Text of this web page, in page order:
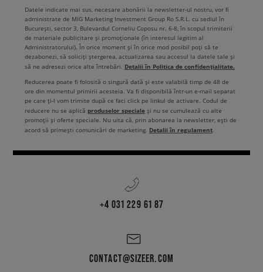
Datele indicate mai sus, necesare abonării la newsletter-ul nostru, vor fi
administrate de MIG Marketing Investment Group Ro S.R.L. cu sediul în
București, sector 3, Bulevardul Corneliu Coposu nr. 6-8, în scopul trimiterii
de materiale publicitare și promoționale (în interesul legitim al
Administratorului). În orice moment și în orice mod posibil poți să te
dezabonezi, să soliciți ștergerea, actualizarea sau accesul la datele tale și
să ne adresezi orice alte întrebări. Detalii în Politica de confidențialitate.
Reducerea poate fi folosită o singură dată și este valabilă timp de 48 de
ore din momentul primirii acesteia. Va fi disponibilă într-un e-mail separat
pe care ți-l vom trimite după ce faci click pe linkul de activare. Codul de
reducere nu se aplică produselor speciale și nu se cumulează cu alte
promoții și oferte speciale. Nu uita că, prin abonarea la newsletter, ești de
acord să primești comunicări de marketing. Detalii în regulament
+4 031 229 61 87
CONTACT@SIZEER.COM